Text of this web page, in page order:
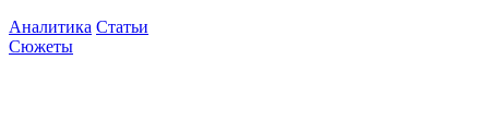
Аналитика Статьи
Сюжеты